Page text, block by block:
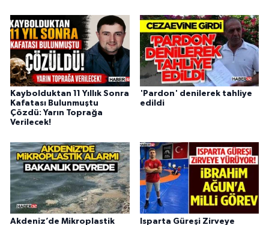
Kaybolduktan 11 Yıllık Sonra
Kafatası Bulunmuştu
Çözdü: Yarın Toprağa
Verilecek!
'Pardon' denilerek tahliye
edildi
Akdeniz’de Mikroplastik Isparta Güreşi Zirveye